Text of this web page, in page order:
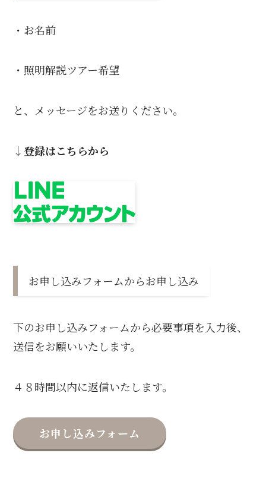
・お名前
・照明解説ツアー希望
と、メッセージをお送りください。
↓登録はこちらから
お申し込みフォームからお申し込み
下のお申し込みフォームから必要事項を入力後、
送信をお願いいたします。
４８時間以内に返信いたします。
お申し込みフォーム